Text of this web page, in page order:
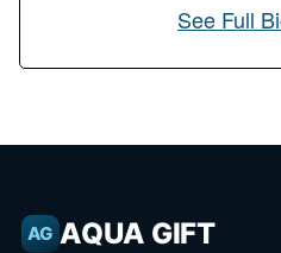
See Full
AG AQUA GIFT